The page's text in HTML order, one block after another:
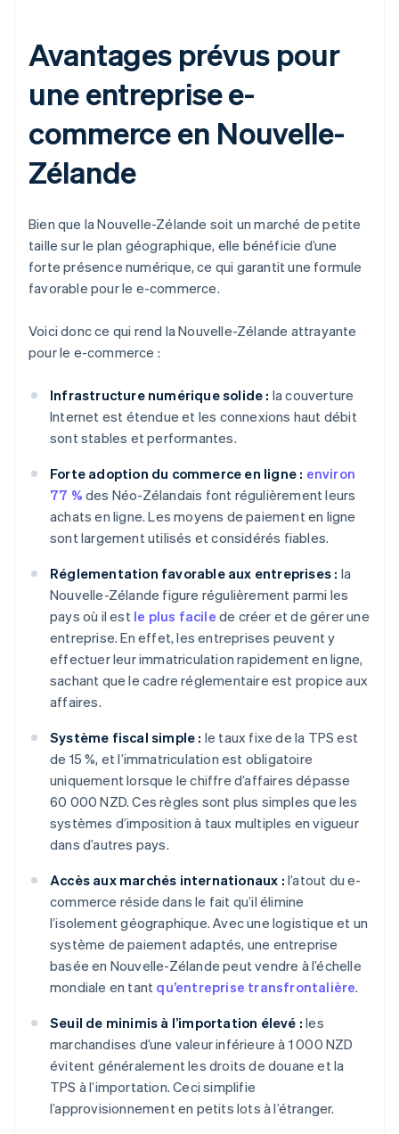
Avantages prévus pour
une entreprise e-
commerce en Nouvelle-
Zélande
Bien que la Nouvelle-Zélande soit un marché de petite
taille sur le plan géographique, elle bénéficie d’une
forte présence numérique, ce qui garantit une formule
favorable pour le e-commerce.
Voici donc ce qui rend la Nouvelle-Zélande attrayante
pour le e-commerce :
Infrastructure numérique solide : la couverture
Internet est étendue et les connexions haut débit
sont stables et performantes.
Forte adoption du commerce en ligne : environ
77 % des Néo-Zélandais font régulièrement leurs
achats en ligne. Les moyens de paiement en ligne
sont largement utilisés et considérés fiables.
Réglementation favorable aux entreprises : la
Nouvelle-Zélande figure régulièrement parmi les
pays où il est le plus facile de créer et de gérer une
entreprise. En effet, les entreprises peuvent y
effectuer leur immatriculation rapidement en ligne,
sachant que le cadre réglementaire est propice aux
affaires.
Système fiscal simple : le taux fixe de la TPS est
de 15 %, et l’immatriculation est obligatoire
uniquement lorsque le chiffre d’affaires dépasse
60 000 NZD. Ces règles sont plus simples que les
systèmes d’imposition à taux multiples en vigueur
dans d’autres pays.
Accès aux marchés internationaux : l’atout du e-
commerce réside dans le fait qu’il élimine
l’isolement géographique. Avec une logistique et un
système de paiement adaptés, une entreprise
basée en Nouvelle-Zélande peut vendre à l’échelle
mondiale en tant qu’entreprise transfrontalière.
Seuil de minimis à l’importation élevé : les
marchandises d’une valeur inférieure à 1 000 NZD
évitent généralement les droits de douane et la
TPS à l’importation. Ceci simplifie
l’approvisionnement en petits lots à l’étranger.